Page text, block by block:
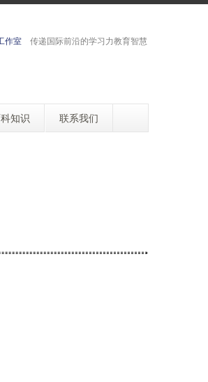
作室 传递国际前沿的学习力教育智慧
知识 联系我们